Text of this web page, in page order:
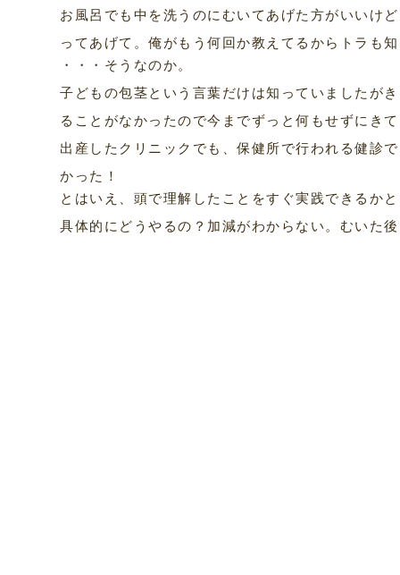
お風呂でも中を洗うのにむいてあげた方がいいけ
ってあげて。俺がもう何回か教えてるからトラも
・・・そうなのか。
子どもの包茎という言葉だけは知っていましたが
ることがなかったので今までずっと何もせずにき
出産したクリニックでも、保健所で行われる健診
かった！
とはいえ、頭で理解したことをすぐ実践できるか
具体的にどうやるの？加減がわからない。むいた